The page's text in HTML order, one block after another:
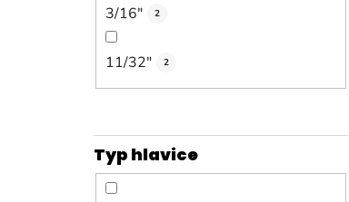
3/16" 2
11/32" 2
Typ hlavice